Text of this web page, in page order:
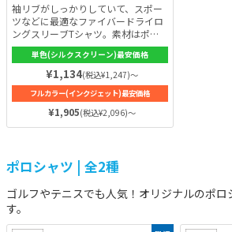
袖リブがしっかりしていて、スポー
ツなどに最適なファイバードライロ
ングスリーブTシャツ。素材はポリ
エステルを100%。吸水速乾・シワ
になりにくい・軽いという特徴があ
ります。表面はフラット生地、裏面
はメッシュ生地のダブルフェイス。
メッシュ生地は、ゼッケンに使用さ
れる素材で、吸水速乾性能は抜群！
子どもから大人まで重宝するオリジ
単色(シルクスクリーン)最安価格
¥1,134(税込¥1,247)～
フルカラー(インクジェット)最安価格
¥1,905(税込¥2,096)～
ポロシャツ | 全2種
ゴルフやテニスでも人気！オリジナルのポロ
す。